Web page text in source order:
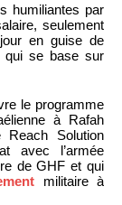
humiliantes par
seulement
en guise de
qui se base sur
le programme
à Rafah
Solution
avec l’armée
de GHF et qui
militaire à